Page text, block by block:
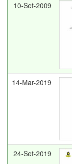
10-Set-2009
14-Mar-2019
24-Set-2019